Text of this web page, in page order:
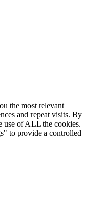
the most relevant
and repeat visits. By
use of ALL the cookies.
to provide a controlled